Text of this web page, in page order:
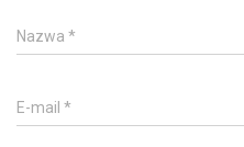
Nazwa *
E-mail *